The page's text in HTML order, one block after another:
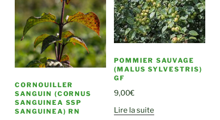
CORNOUILLER
SANGUIN (CORNUS
SANGUINEA SSP
SANGUINEA) RN
POMMIER SAUVAGE
(MALUS SYLVESTRIS)
GF
9,00€
Lire la suite